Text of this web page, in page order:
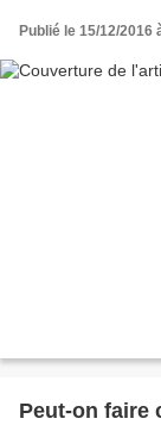
Publié le 15/12/2016
Peut-on faire